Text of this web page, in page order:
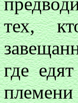
тех,
где